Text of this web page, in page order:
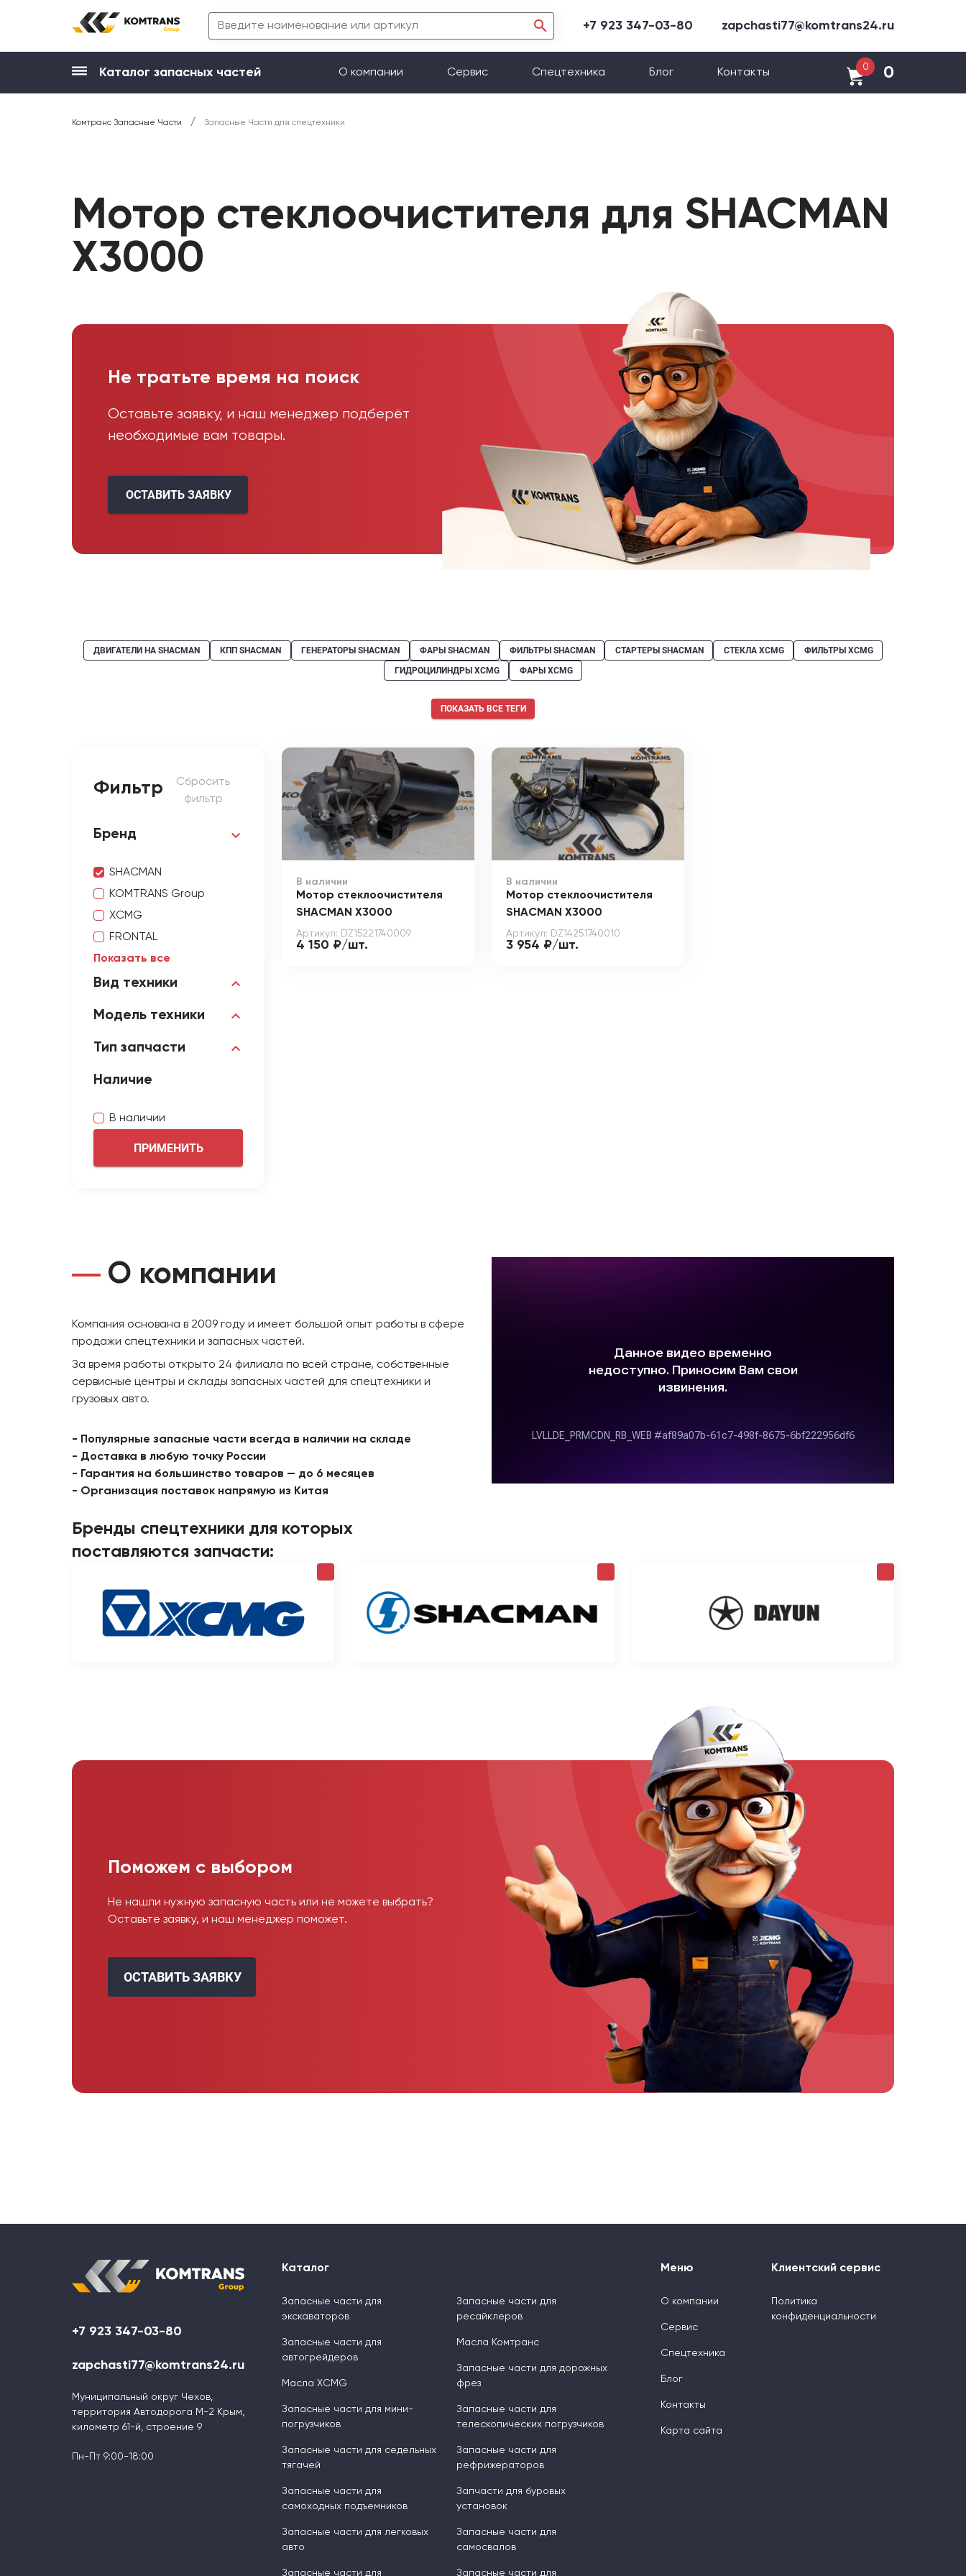
+7 923 347-03-80 zapchasti77@komtrans24.ru
Каталог запасных частей О компании Сервис Спецтехника Блог Контакты
0 0
Комтранс Запасные Части / Запасные Части для спецтехники
Мотор стеклоочистителя для SHACMAN
X3000
Не тратьте время на поиск
Оставьте заявку, и наш менеджер подберёт
необходимые вам товары.
ОСТАВИТЬ ЗАЯВКУ
ДВИГАТЕЛИ НА SHACMAN КПП SHACMAN ГЕНЕРАТОРЫ SHACMAN ФАРЫ SHACMAN ФИЛЬТРЫ SHACMAN СТАРТЕРЫ SHACMAN СТЕКЛА XCMG
ФИЛЬТРЫ XCMG
ГИДРОЦИЛИНДРЫ XCMG
ФАРЫ XCMG
ПОКАЗАТЬ ВСЕ ТЕГИ
Фильтр
Сбросить
фильтр
Бренд
SHACMAN
KOMTRANS Group
XCMG
FRONTAL
Показать все
Вид техники
Модель техники
Тип запчасти
Наличие
В наличии
ПРИМЕНИТЬ
В наличии
Мотор стеклоочистителя
SHACMAN X3000
Артикул: DZ15221740009
4 150 ₽/шт.
В наличии
Мотор стеклоочистителя
SHACMAN X3000
Артикул: DZ14251740010
3 954 ₽/шт.
О компании
Компания основана в 2009 году и имеет большой опыт работы в сфере
продажи спецтехники и запасных частей.
За время работы открыто 24 филиала по всей стране, собственные
сервисные центры и склады запасных частей для спецтехники и
грузовых авто.
- Популярные запасные части всегда в наличии на складе
- Доставка в любую точку России
- Гарантия на большинство товаров — до 6 месяцев
- Организация поставок напрямую из Китая
Бренды спецтехники для которых
поставляются запчасти:
Поможем с выбором
Не нашли нужную запасную часть или не можете выбрать?
Оставьте заявку, и наш менеджер поможет.
ОСТАВИТЬ ЗАЯВКУ
+7 923 347-03-80
zapchasti77@komtrans24.ru
Муниципальный округ Чехов,
территория Автодорога М-2 Крым,
километр 61-й, строение 9
Пн-Пт 9:00-18:00
Каталог
Запасные части для
экскаваторов
Запасные части для
автогрейдеров
Масла XCMG
Запасные части для мини-
погрузчиков
Запасные части для седельных
тягачей
Запасные части для
самоходных подъемников
Запасные части для легковых
авто
Запасные части для
Запасные части для
ресайклеров
Масла Комтранс
Запасные части для дорожных
фрез
Запасные части для
телескопических погрузчиков
Запасные части для
рефрижераторов
Запчасти для буровых
установок
Запасные части для
самосвалов
Запасные части для
Меню
О компании
Сервис
Спецтехника
Блог
Контакты
Карта сайта
Клиентский сервис
Политика
конфиденциальности